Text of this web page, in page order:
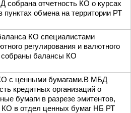
собрана отчетность КО о курсах
обмена на территории РТ
КО специалистами
регулирования и валютного
балансы КО
с ценными бумагами.В МБД
кредитных организаций о
бумаги в разрезе эмитентов,
КО в отдел ценных бумаг НБ РТ